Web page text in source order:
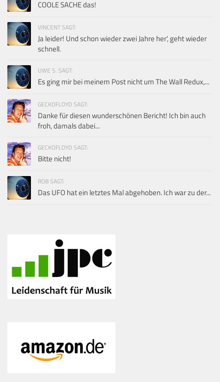
COOLE SACHE das!
VINCENT SAGT:
Ja leider! Und schon wieder zwei Jahre her', geht wieder
schnell.
UWE S. SAGT:
Es ging mir bei meinem Post nicht um The Wall Redux,...
GECKOFLOYD SAGT:
Danke für diesen wunderschönen Bericht! Ich bin auch
froh, damals dabei...
GECKOFLOYD SAGT:
Bitte nicht!
ROB SAGT:
Das UFO hat ein letztes Mal abgehoben. Ich war zu der...